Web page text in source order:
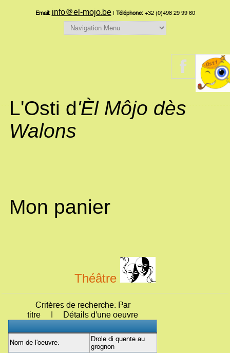
Email: info@el-mojo.be| Téléphone:+32 (0)498 29 99 60
L'Osti d'Èl Môjo dès
Walons
Mon panier
Théâtre
Critères de recherche: Par
titre | Détails d'une oeuvre
Nom de l'oeuvre:
Drole di quente au
grognon